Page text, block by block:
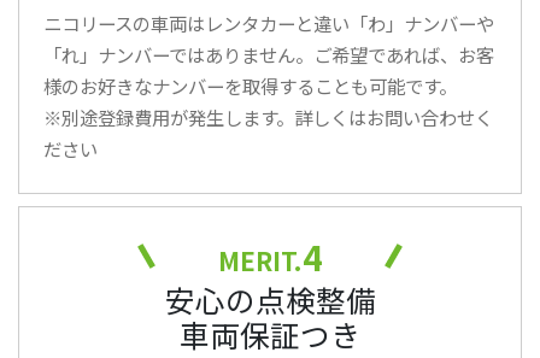
ニコリースの車両はレンタカーと違い「わ」ナンバーや
「れ」ナンバーではありません。ご希望であれば、お客
様のお好きなナンバーを取得することも可能です。
※別途登録費用が発生します。詳しくはお問い合わせく
ださい
MERIT.4
安心の点検整備
車両保証つき